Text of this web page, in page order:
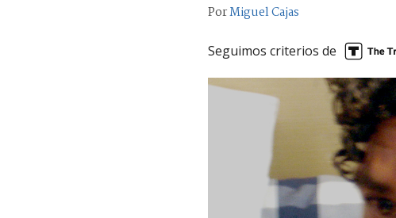
PorMiguel Cajas
Seguimos criterios de